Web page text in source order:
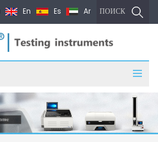
ПОИСК
En Es Ar